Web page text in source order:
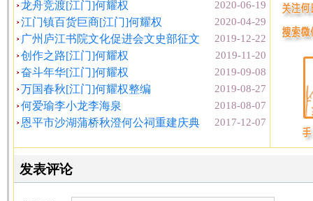
2020-06-19
龙舟竞渡[江门]何耀权
2020-04-29
江门镇百货巨商[江门]何耀权
2019-12-22
广州庐江书院文化促进会文史部征文
2019-11-20
创作之路[江门]何耀权
2019-09-08
奋斗年华[江门]何耀权
2019-08-27
万国春秋[江门]何耀权整编
2018-08-07
何爱瑜李小龙李海泉
2017-12-07
恩平市沙湖蒲桥秋澄何公祠重建庆典
发表评论